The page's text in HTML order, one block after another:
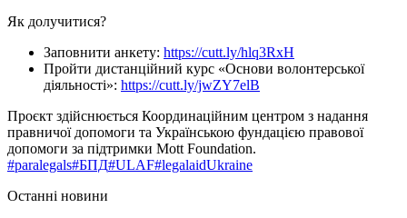
Як долучитися?
Заповнити анкету: https://cutt.ly/hlq3RxH
Пройти дистанційний курс «Основи волонтерської
діяльності»: https://cutt.ly/jwZY7elB
Проєкт здійснюється Координаційним центром з надання
правничої допомоги та Українською фундацією правової
допомоги за підтримки Mott Foundation.
#paralegals#БПД#ULAF#legalaidUkraine
Останні новини